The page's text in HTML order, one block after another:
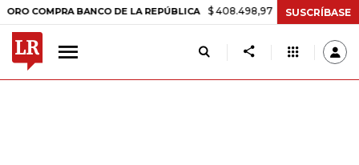
BANCO DE LA REPÚBLICA $ 408.498,97 +$ 8.753,81 +2,19%
SUSCRÍBASE